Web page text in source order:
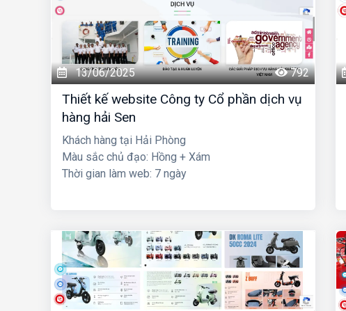
13/06/2025 792
Thiết kế website Công ty Cổ phần dịch vụ
hàng hải Sen
Khách hàng tại Hải Phòng
Màu sắc chủ đạo: Hồng + Xám
Thời gian làm web: 7 ngày